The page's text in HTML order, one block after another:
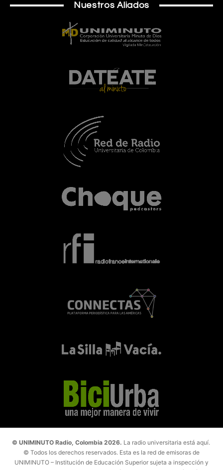
Nuestros Aliados
© UNIMINUTO Radio, Colombia 2026. La radio universitaria está aquí.
© Todos los derechos reservados. Esta es la red de emisoras de
UNIMINUTO – Institución de Educación Superior sujeta a inspección y